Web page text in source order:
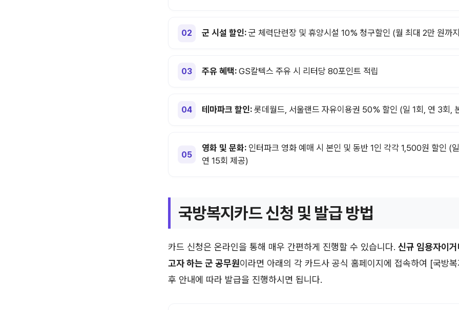
군 시설 할인:군 체력단련장 및 휴양시설 10% 청구할인 (월 최대 2만 원까
주유 혜택: GS칼텍스 주유 시 리터당 80포인트 적립
테마파크 할인: 롯데월드, 서울랜드 자유이용권 50% 할인 (일 1회, 연 3회,
영화 및 문화: 인터파크 영화 예매 시 본인 및 동반 1인 각각 1,500원 할인 (
연 15회 제공)
국방복지카드 신청 및 발급 방법
카드 신청은 온라인을 통해 매우 간편하게 진행할 수 있습니다. 신규 임용자이
고자 하는 군 공무원이라면 아래의 각 카드사 공식 홈페이지에 접속하여 [국방
후 안내에 따라 발급을 진행하시면 됩니다.